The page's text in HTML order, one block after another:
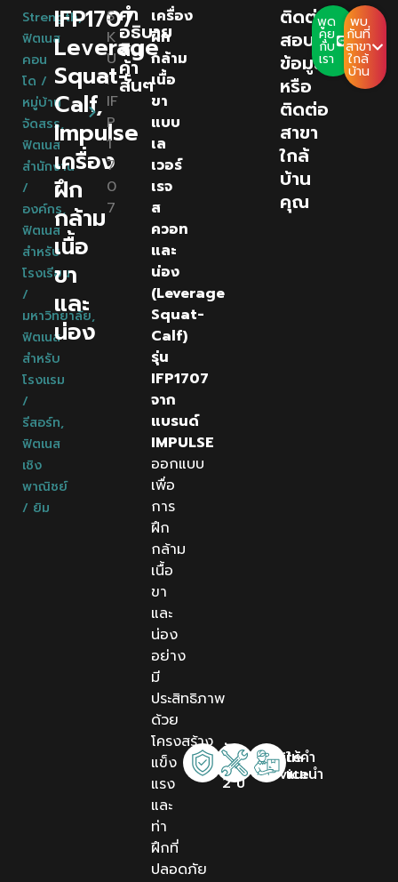
Strength,
ฟิตเนส
คอน
โด /
หมู่บ้าน
จัดสรร,
ฟิตเนส
สำนักงาน
/
องค์กร,
ฟิตเนส
สำหรับ
โรงเรียน
/
มหาวิทยาลัย,
ฟิตเนส
สำหรับ
โรงแรม
/
รีสอร์ท,
ฟิตเนส
เชิง
พาณิชย์
/ ยิม
IFP1707
Leverage
Squat-
Calf,
Impulse
เครื่อง
ฝึก
กล้าม
เนื้อ
ขา
และ
น่อง
S
K
U
:
IF
P
1
7
0
7
คํา
อธิบาย
สิน
ค้า
สั้นๆ
เครื่อง
ฝึก
กล้าม
เนื้อ
ขา
แบบ
เล
เวอร์
เรจ
ส
ควอท
และ
น่อง
(Leverage
Squat-
Calf)
รุ่น
IFP1707
จาก
แบรนด์
IMPULSE
ออกแบบ
เพื่อ
การ
ฝึก
กล้าม
เนื้อ
ขา
และ
น่อง
อย่าง
มี
ประสิทธิภาพ
ด้วย
โครงสร้าง
แข็ง
แรง
และ
ท่า
ฝึกที่
ปลอดภัย
รับ
ประกัน
2 ปี
Onsite
Service
ให้คำ
แนะนำ
ติดต่อ
สอบถาม
ข้อมูล
หรือ
ติดต่อ
สาขา
ใกล้
บ้าน
คุณ
พูด
คุย
กับ
เรา
พบ
กันที่
สาขา
ใกล้
บ้าน